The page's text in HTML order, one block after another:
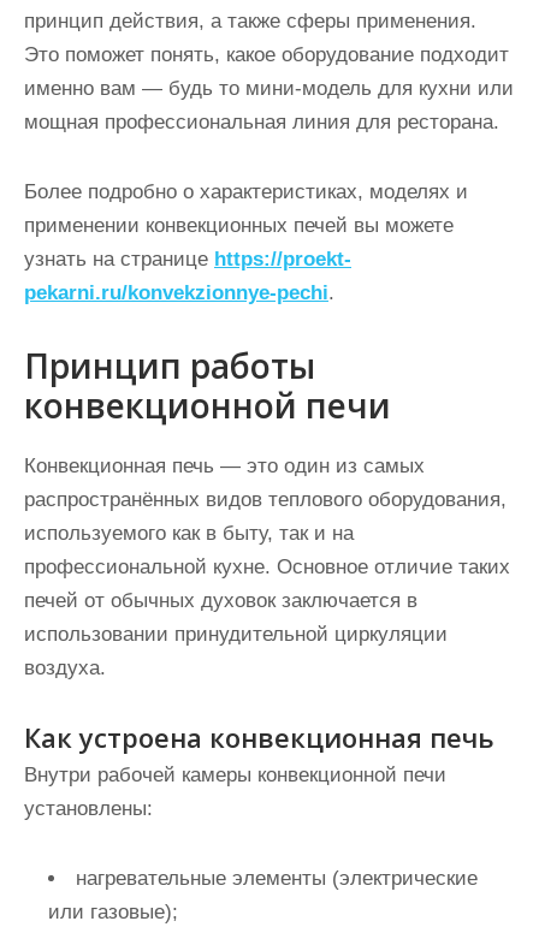
принцип действия, а также сферы применения.
Это поможет понять, какое оборудование подходит
именно вам — будь то мини-модель для кухни или
мощная профессиональная линия для ресторана.
Более подробно о характеристиках, моделях и
применении конвекционных печей вы можете
узнать на странице https://proekt-
pekarni.ru/konvekzionnye-pechi.
Принцип работы
конвекционной печи
Конвекционная печь — это один из самых
распространённых видов теплового оборудования,
используемого как в быту, так и на
профессиональной кухне. Основное отличие таких
печей от обычных духовок заключается в
использовании принудительной циркуляции
воздуха.
Как устроена конвекционная печь
Внутри рабочей камеры конвекционной печи
установлены:
нагревательные элементы (электрические
или газовые);